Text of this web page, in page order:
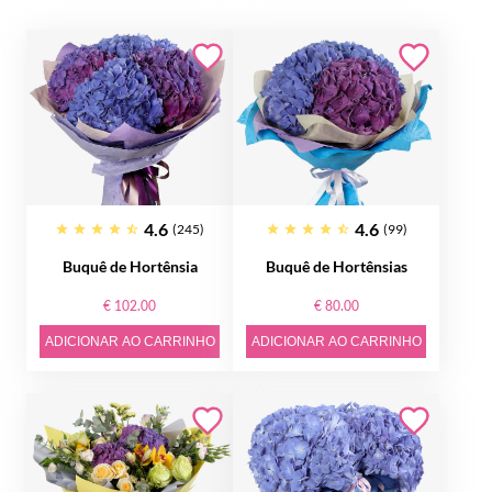
4.6 (245)
Buquê de Hortênsia
€ 102.00
ADICIONAR AO CARRINHO
4.6 (99)
Buquê de Hortênsias
€ 80.00
ADICIONAR AO CARRINHO